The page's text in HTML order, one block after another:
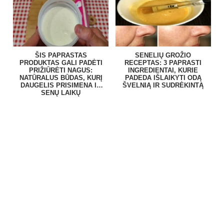
ŠIS PAPRASTAS
PRODUKTAS GALI PADĖTI
PRIŽIŪRĖTI NAGUS:
NATŪRALUS BŪDAS, KURĮ
DAUGELIS PRISIMENA IŠ
SENŲ LAIKŲ
SENELIŲ GROŽIO
RECEPTAS: 3 PAPRASTI
INGREDIENTAI, KURIE
PADEDA IŠLAIKYTI ODĄ
ŠVELNIĄ IR SUDRĖKINTĄ